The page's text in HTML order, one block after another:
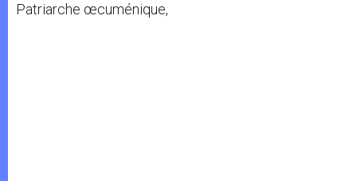
Patriarche œcuménique,